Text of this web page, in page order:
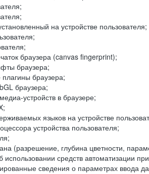
на устройстве пользователя;
браузера (canvas fingerprint);
браузера;
браузера;
браузера;
устройств в браузере;
языков на устройстве
устройства пользователя;
(разрешение, глубина цветности,
средств автоматизации
сведения о параметрах ввода